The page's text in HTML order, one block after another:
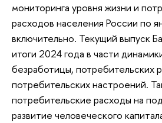
мониторинга уровня жизни и
расходов населения России по
включительно. Текущий выпуск
итоги 2024 года в части
безработицы, потребительских
потребительских настроений.
потребительские расходы на
развитие человеческого